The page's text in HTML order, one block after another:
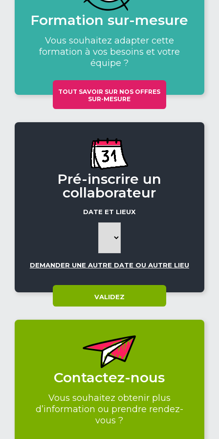
Formation sur-mesure
Vous souhaitez adapter cette
formation à vos besoins et votre
équipe ?
TOUT SAVOIR SUR NOS OFFRES
SUR-MESURE
Pré-inscrire un
collaborateur
DATE ET LIEUX
DEMANDER UNE AUTRE DATE OU AUTRE LIEU
VALIDEZ
Contactez-nous
Vous souhaitez obtenir plus
d’information ou prendre rendez-
vous ?